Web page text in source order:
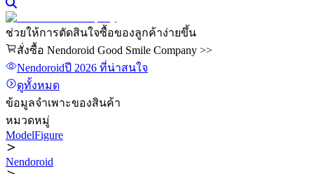
ช่วยให้การตัดสินใจซื้อของลูกค้าง่ายขึ้น
สั่งซื้อ Nendoroid Good Smile Company >>
Nendoroidปี 2026 ที่น่าสนใจ
ดูทั้งหมด
ข้อมูลจำเพาะของสินค้า
หมวดหมู่
ModelFigure
Nendoroid